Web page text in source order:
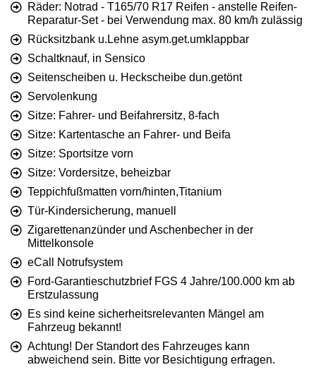
Räder: Notrad - T165/70 R17 Reifen - anstelle Reifen-
Reparatur-Set - bei Verwendung max. 80 km/h zulässig
Rücksitzbank u.Lehne asym.get.umklappbar
Schaltknauf, in Sensico
Seitenscheiben u. Heckscheibe dun.getönt
Servolenkung
Sitze: Fahrer- und Beifahrersitz, 8-fach
Sitze: Kartentasche an Fahrer- und Beifa
Sitze: Sportsitze vorn
Sitze: Vordersitze, beheizbar
Teppichfußmatten vorn/hinten,Titanium
Tür-Kindersicherung, manuell
Zigarettenanzünder und Aschenbecher in der
Mittelkonsole
eCall Notrufsystem
Ford-Garantieschutzbrief FGS 4 Jahre/100.000 km ab
Erstzulassung
Es sind keine sicherheitsrelevanten Mängel am
Fahrzeug bekannt!
Achtung! Der Standort des Fahrzeuges kann
abweichend sein. Bitte vor Besichtigung erfragen.